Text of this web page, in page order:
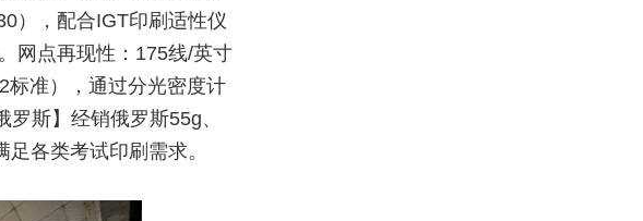
），配合IGT印刷适性仪
网点再现性：175线/英寸
标准），通过分光密度计
斯】经销俄罗斯55g、
各类考试印刷需求。